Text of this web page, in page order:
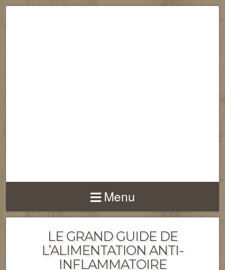
Menu
LE GRAND GUIDE DE
L’ALIMENTATION ANTI-
INFLAMMATOIRE